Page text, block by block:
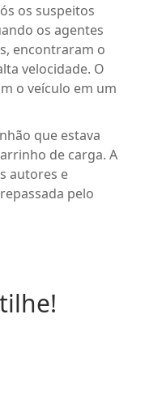
os suspeitos
os agentes
encontraram o
velocidade. O
o veículo em um
que estava
de carga. A
autores e
pelo